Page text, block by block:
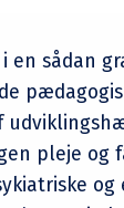
sådan
pleje og
og